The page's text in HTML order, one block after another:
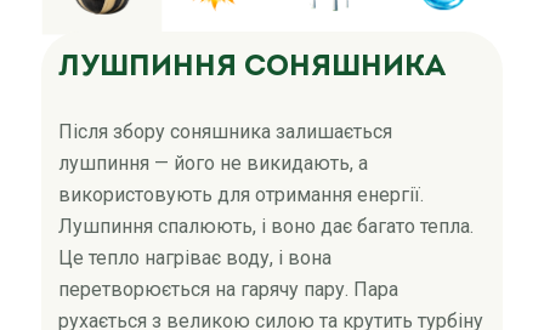
Лушпиння соняшника
Після збору соняшника залишається
лушпиння — його не викидають, а
використовують для отримання енергії.
Лушпиння спалюють, і воно дає багато тепла.
Це тепло нагріває воду, і вона
перетворюється на гарячу пару. Пара
рухається з великою силою та крутить турбіну